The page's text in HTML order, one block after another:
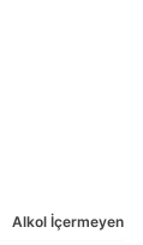
Alkol İçermeyen